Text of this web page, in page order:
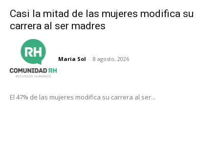
Casi la mitad de las mujeres modifica su
carrera al ser madres
Maria Sol - 8 agosto, 2026
El 47% de las mujeres modifica su carrera al ser...